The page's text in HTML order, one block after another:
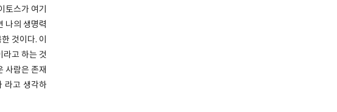
스가 여기
나의 생명력
것이다. 이
라고 하는 것
사람은 존재
라고 생각하